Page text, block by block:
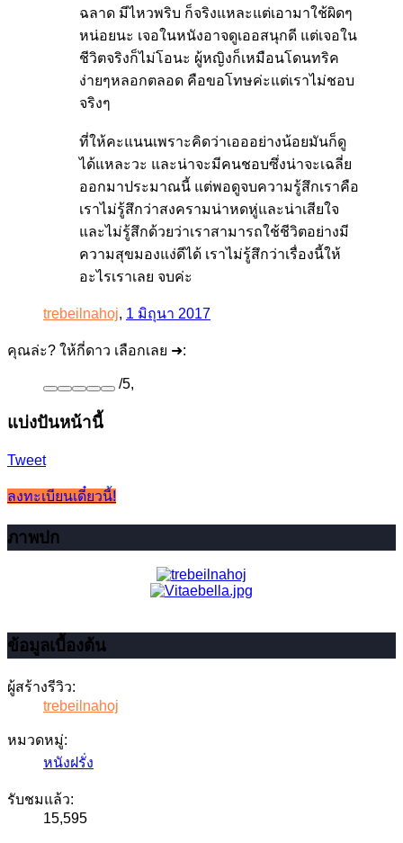
ฉลาด มีไหวพริบ ก็จริงแหละแต่เอามาใช้ผิดๆ
หน่อยนะ เจอในหนังอาจดูเออสนุกดี แต่เจอใน
ชีวิตจริงก็ไม่โอนะ ผู้หญิงก็เหมือนโดนทริค
ง่ายๆหลอกตลอด คือขอโทษค่ะแต่เราไม่ชอบ
จริงๆ
ที่ให้คะแนนเพราะคิดว่าเอออย่างน้อยมันก็ดู
ได้แหละวะ และน่าจะมีคนชอบซึ่งน่าจะเฉลี่ย
ออกมาประมาณนี้ แต่พอดูจบความรู้สึกเราคือ
เราไม่รู้สึกว่าสงครามน่าหดหู่และน่าเสียใจ
และไม่รู้สึกด้วยว่าเราสามารถใช้ชีวิตอย่างมี
ความสุขมองแง่ดีได้ เราไม่รู้สึกว่าเรื่องนี้ให้
อะไรเราเลย จบค่ะ
trebeilnahoj, 1 มิถุนา 2017
คุณล่ะ? ให้กี่ดาว เลือกเลย ➜:
/5,
แบ่งปันหน้านี้
Tweet
ลงทะเบียนเดี๋ยวนี้!
ภาพปก
ข้อมูลเบื้องต้น
ผู้สร้างรีวิว:
trebeilnahoj
หมวดหมู่:
หนังฝรั่ง
รับชมแล้ว:
15,595